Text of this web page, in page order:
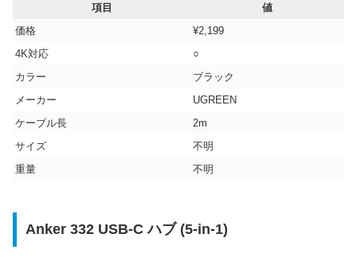
項目
値
価格
¥2,199
4K対応
○
カラー
ブラック
メーカー
‎UGREEN
ケーブル長
2m
サイズ
不明
重量
‎不明
Anker 332 USB-C ハブ (5-in-1)